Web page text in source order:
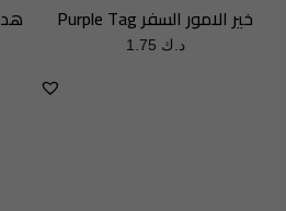
Purple Tag خير الامور السفر
د.ك